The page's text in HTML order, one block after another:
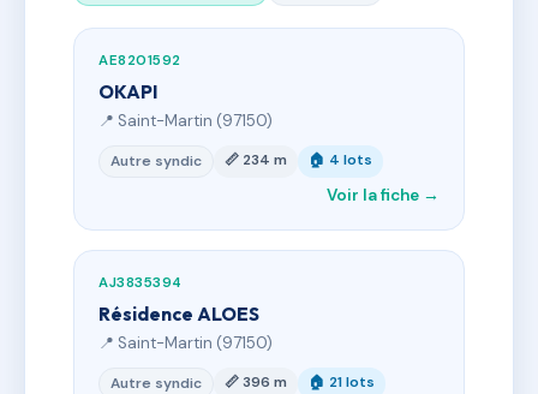
AE8201592
OKAPI
📍 Saint-Martin (97150)
Autre syndic 📏 234 m 🏠 4 lots
Voir la fiche →
AJ3835394
Résidence ALOES
📍 Saint-Martin (97150)
Autre syndic 📏 396 m 🏠 21 lots